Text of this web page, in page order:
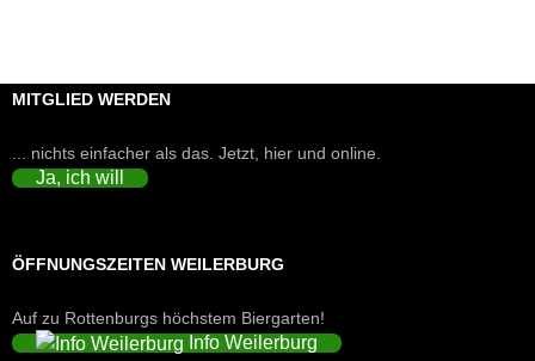
MITGLIED WERDEN
... nichts einfacher als das. Jetzt, hier und online.
Ja, ich will
ÖFFNUNGSZEITEN WEILERBURG
Auf zu Rottenburgs höchstem Biergarten!
Info Weilerburg